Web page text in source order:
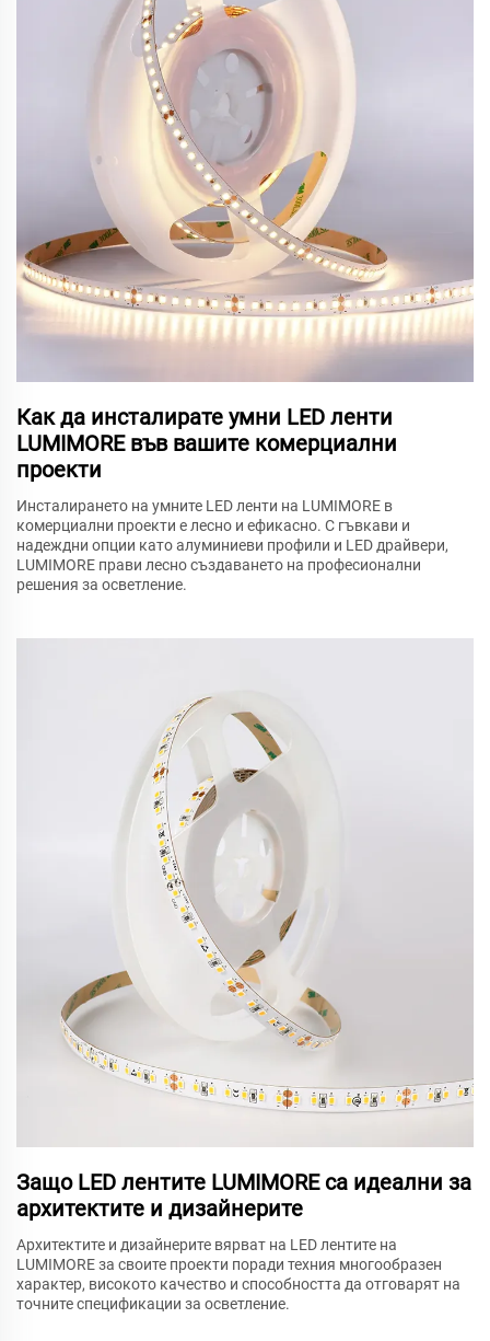
Как да инсталирате умни LED ленти
LUMIMORE във вашите комерциални
проекти
Инсталирането на умните LED ленти на LUMIMORE в
комерциални проекти е лесно и ефикасно. С гъвкави и
надеждни опции като алуминиеви профили и LED драйвери,
LUMIMORE прави лесно създаването на професионални
решения за осветление.
Защо LED лентите LUMIMORE са идеални за
архитектите и дизайнерите
Архитектите и дизайнерите вярват на LED лентите на
LUMIMORE за своите проекти поради техния многообразен
характер, високото качество и способността да отговарят на
точните спецификации за осветление.